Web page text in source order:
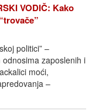
VODIČ: Kako
politici” –
odnosima zaposlenih i
moći,
–